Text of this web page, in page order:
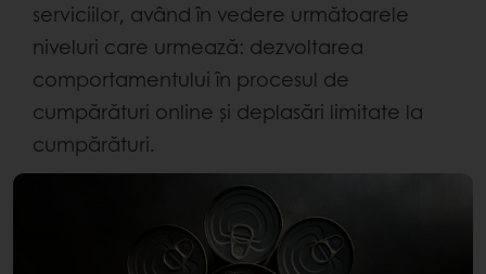
serviciilor, având în vedere următoarele
niveluri care urmează: dezvoltarea
comportamentului în procesul de
cumpărături online și deplasări limitate la
cumpărături.